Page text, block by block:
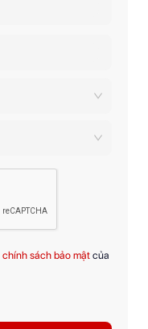
chính sách bảo mật của